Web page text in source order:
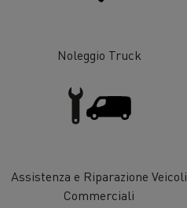
Noleggio Truck
Assistenza e Riparazione Veicoli
Commerciali